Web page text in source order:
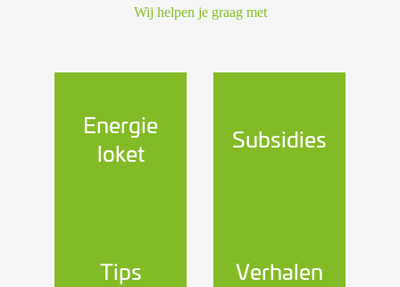
Wij helpen je graag met
Energie
loket
Subsidies
Tips Verhalen